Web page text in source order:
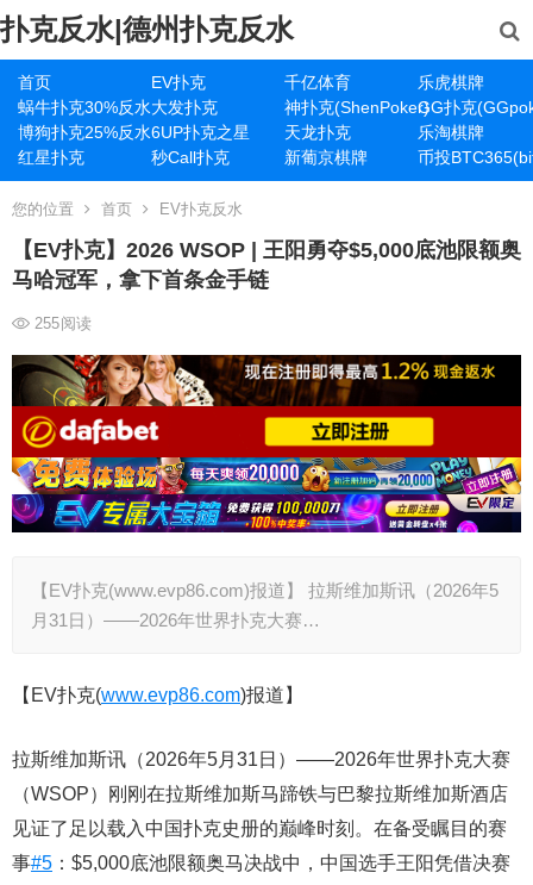
扑克反水|德州扑克反水
首页 EV扑克 千亿体育
乐虎棋牌
蜗牛扑克30%反水大发扑克 神扑克(ShenPoker)GG扑克
博狗扑克25%反水6UP扑克之星 天龙扑克
乐淘棋牌
红星扑克
秒Call扑克 新葡京棋牌 币投
您的位置 首页 EV扑克反水
【EV扑克】2026 WSOP | 王阳勇夺$5,000底池限额奥
马哈冠军，拿下首条金手链
255阅读
【EV扑克(www.evp86.com)报道】 拉斯维加斯讯（2026年5
月31日）——2026年世界扑克大赛…
【EV扑克(www.evp86.com)报道】
拉斯维加斯讯（2026年5月31日）——2026年世界扑克大赛
（WSOP）刚刚在拉斯维加斯马蹄铁与巴黎拉斯维加斯酒店
见证了足以载入中国扑克史册的巅峰时刻。在备受瞩目的赛
事#5 ：$5,000底池限额奥马决战中，中国选手王阳凭借决赛